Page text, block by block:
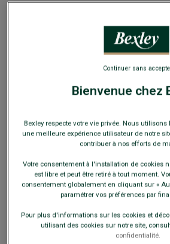
Guide
+
Voir la disponibilité en magasin
Livré en 24h ouvrées avec
30 jours pour changer d'avis !
+
Bienvenue chez
Bexley respecte votre vie privée. Nous
une meilleure expérience utilisateur de notre
contribuer à nos efforts de
Votre consentement à l'installation de cookies
est libre et peut être retiré à tout moment.
consentement globalement en cliquant sur «
paramétrer vos préférences par
Pour plus d'informations sur les cookies et
utilisant des cookies sur notre site,
confidentialité.
Continuer sans